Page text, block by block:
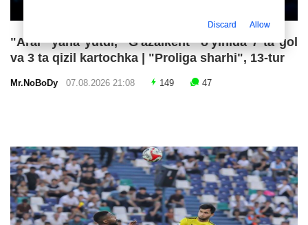
"Aral" yana yutdi, "G'azalkent" o'yinida 7 ta gol
va 3 ta qizil kartochka | "Proliga sharhi", 13-tur
Mr.NoBoDy 07.08.2026 21:08 149 47
Discard Allow